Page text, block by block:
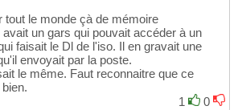
tout le monde çà de mémoire
avait un gars qui pouvait accéder à un
faisait le Dl de l'iso. Il en gravait une
envoyait par la poste.
le même. Faut reconnaitre que ce
1
0